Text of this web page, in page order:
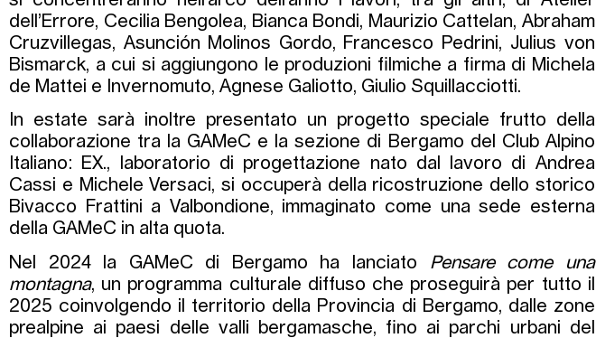
dell’Errore, Cecilia Bengolea, Bianca Bondi, Maurizio Cattelan, Abraham
Cruzvillegas, Asunción Molinos Gordo, Francesco Pedrini, Julius von
Bismarck, a cui si aggiungono le produzioni filmiche a firma di Michela
de Mattei e Invernomuto, Agnese Galiotto, Giulio Squillacciotti.
In estate sarà inoltre presentato un progetto speciale frutto della
collaborazione tra la GAMeC e la sezione di Bergamo del Club Alpino
Italiano: EX., laboratorio di progettazione nato dal lavoro di Andrea
Cassi e Michele Versaci, si occuperà della ricostruzione dello storico
Bivacco Frattini a Valbondione, immaginato come una sede esterna
della GAMeC in alta quota.
Nel 2024 la GAMeC di Bergamo ha lanciato Pensare come una
montagna, un programma culturale diffuso che proseguirà per tutto il
2025 coinvolgendo il territorio della Provincia di Bergamo, dalle zone
prealpine ai paesi delle valli bergamasche, fino ai parchi urbani del